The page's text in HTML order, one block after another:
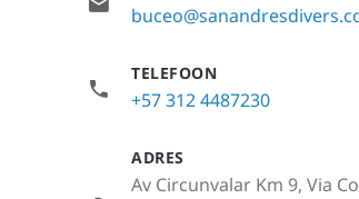
TELEFOON
+57 312 4487230
ADRES
Av Circunvalar Km 9, Via